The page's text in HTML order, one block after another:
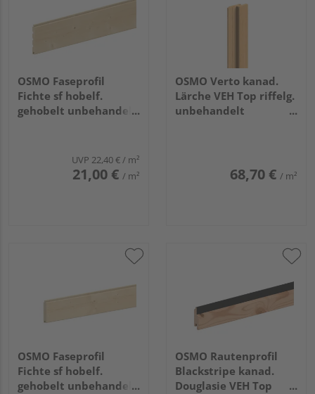
OSMO Faseprofil
Fichte sf hobelf.
gehobelt unbehandelt
UVP 22,40 €/ m²
21,00 € / m²
OSMO Verto kanad.
Lärche VEH Top riffelg.
unbehandelt
68,70 € / m²
OSMO Faseprofil
Fichte sf hobelf.
gehobelt unbehandelt
OSMO Rautenprofil
Blackstripe kanad.
Douglasie VEH Top